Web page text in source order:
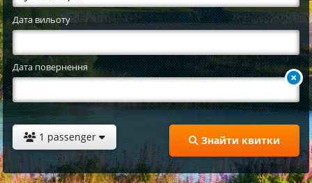
Дата вильоту
Дата повернення
1 passenger Знайти квитки